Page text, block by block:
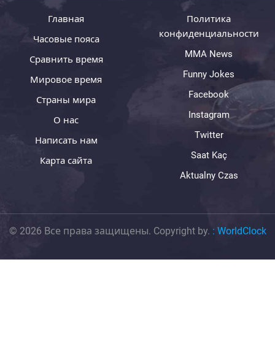
Главная
Часовые пояса
Сравнить время
Мировое время
Страны мира
О нас
Написать нам
Карта сайта
Политика
конфиденциальности
MMA News
Funny Jokes
Facebook
Instagram
Twitter
Saat Kaç
Aktualny Czas
© 2026 Все права защищены. Copyright by. : WorldClock